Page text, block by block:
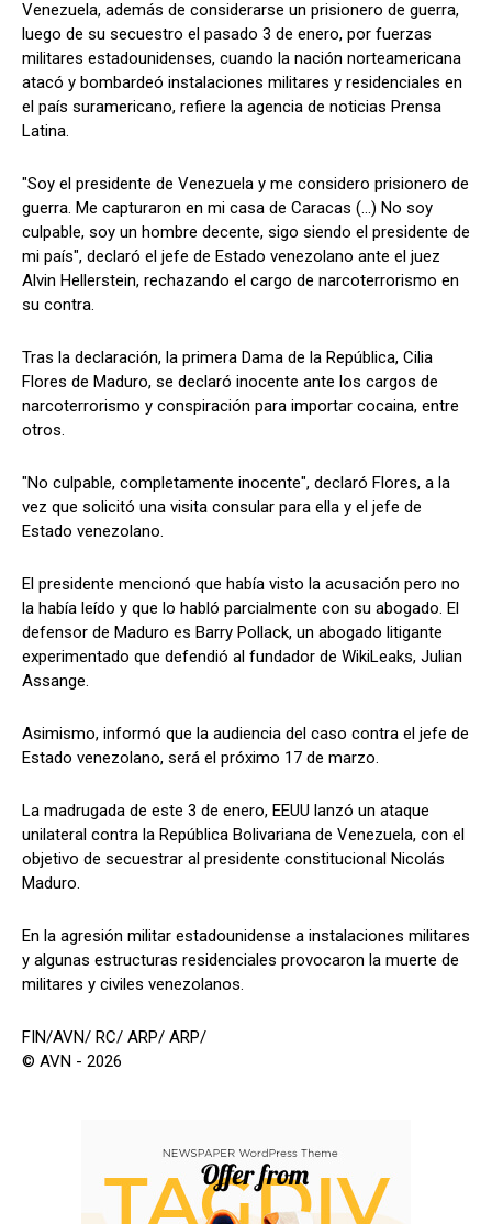
Venezuela, además de considerarse un prisionero de guerra,
luego de su secuestro el pasado 3 de enero, por fuerzas
militares estadounidenses, cuando la nación norteamericana
atacó y bombardeó instalaciones militares y residenciales en
el país suramericano, refiere la agencia de noticias Prensa
Latina.
"Soy el presidente de Venezuela y me considero prisionero de
guerra. Me capturaron en mi casa de Caracas (...) No soy
culpable, soy un hombre decente, sigo siendo el presidente de
mi país", declaró el jefe de Estado venezolano ante el juez
Alvin Hellerstein, rechazando el cargo de narcoterrorismo en
su contra.
Tras la declaración, la primera Dama de la República, Cilia
Flores de Maduro, se declaró inocente ante los cargos de
narcoterrorismo y conspiración para importar cocaina, entre
otros.
"No culpable, completamente inocente", declaró Flores, a la
vez que solicitó una visita consular para ella y el jefe de
Estado venezolano.
El presidente mencionó que había visto la acusación pero no
la había leído y que lo habló parcialmente con su abogado. El
defensor de Maduro es Barry Pollack, un abogado litigante
experimentado que defendió al fundador de WikiLeaks, Julian
Assange.
Asimismo, informó que la audiencia del caso contra el jefe de
Estado venezolano, será el próximo 17 de marzo.
La madrugada de este 3 de enero, EEUU lanzó un ataque
unilateral contra la República Bolivariana de Venezuela, con el
objetivo de secuestrar al presidente constitucional Nicolás
Maduro.
En la agresión militar estadounidense a instalaciones militares
y algunas estructuras residenciales provocaron la muerte de
militares y civiles venezolanos.
FIN/AVN/ RC/ ARP/ ARP/
© AVN - 2026